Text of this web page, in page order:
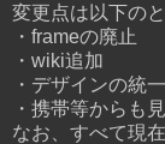
変更点は以下の
・frameの廃止
・wiki追加
・デザインの統
・携帯等からも
なお、すべて現在